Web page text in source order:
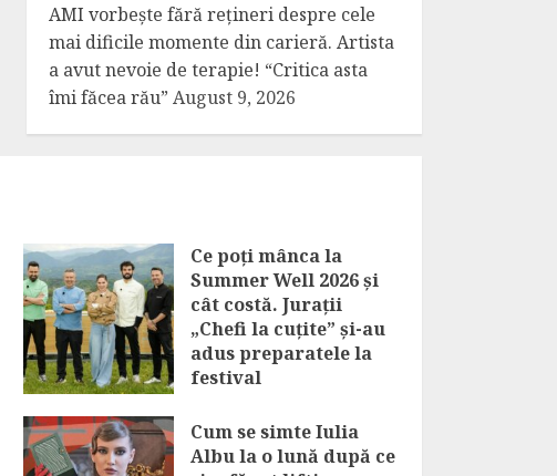
AMI vorbește fără rețineri despre cele
mai dificile momente din carieră. Artista
a avut nevoie de terapie! “Critica asta
îmi făcea rău” August 9, 2026
Ce poți mânca la
Summer Well 2026 și
cât costă. Jurații
„Chefi la cuțite” și-au
adus preparatele la
festival
Cum se simte Iulia
Albu la o lună după ce